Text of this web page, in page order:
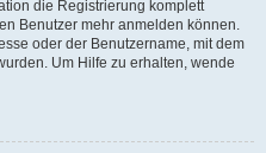
die Registrierung komplett
Benutzer mehr anmelden können.
oder der Benutzername, mit dem
Um Hilfe zu erhalten, wende